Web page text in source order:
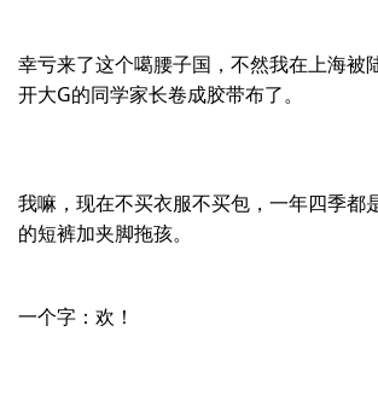
幸亏来了这个噶腰子国，不然我在上海被
开大G的同学家长卷成胶带布了。
我嘛，现在不买衣服不买包，一年四季都
的短裤加夹脚拖孩。
一个字：欢！